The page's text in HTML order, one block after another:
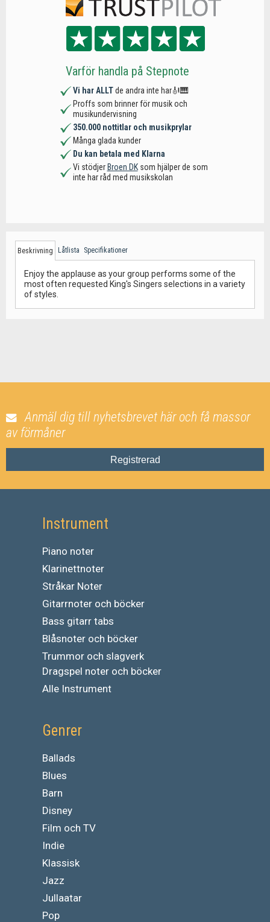
Varför handla på Stepnote
Vi har ALLTde andra inte har🎻🎹
Proffs som brinner för musik och
musikundervisning
350.000 nottitlar och musikprylar
Många glada kunder
Du kan betala med Klarna
Vi stödjer Broen DKsom hjälper de som
inte har råd med musikskolan
Beskrivning Låtlista Specifikationer
Enjoy the applause as your group performs some of the
most often requested King's Singers selections in a variety
of styles.
Anmäl dig till nyhetsbrevet här och få massor
av förmåner
Registrerad
Instrument
Piano noter
Klarinettnoter
Stråkar Noter
Gitarrnoter och böcker
Bass gitarr tabs
Blåsnoter och böcker
Trummor och slagverk
Dragspel noter och böcker
Alle Instrument
Genrer
Ballads
Blues
Barn
Disney
Film och TV
Indie
Klassisk
Jazz
Jullaatar
Pop